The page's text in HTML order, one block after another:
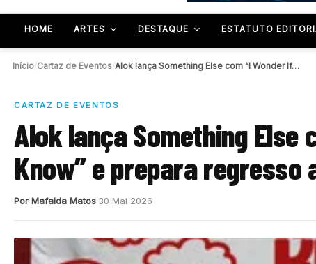
HOME ARTES DESTAQUE ESTATUTO
Início Cartaz de Eventos Alok lança Something Else com “I Wonder If…
CARTAZ DE EVENTOS
Alok lança Something Else
Know” e prepara regresso
Por Mafalda Matos 30 Mai 2026